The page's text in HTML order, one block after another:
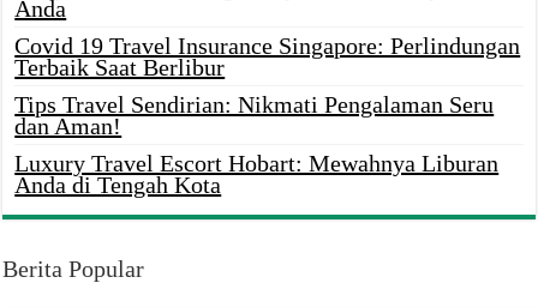
Anda
Covid 19 Travel Insurance Singapore: Perlindungan
Terbaik Saat Berlibur
Tips Travel Sendirian: Nikmati Pengalaman Seru
dan Aman!
Luxury Travel Escort Hobart: Mewahnya Liburan
Anda di Tengah Kota
Berita Popular